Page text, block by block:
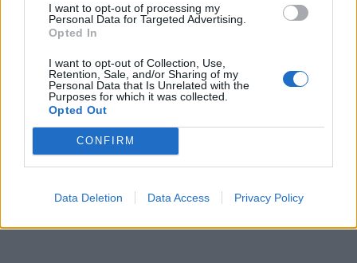
I want to opt-out of processing my
Personal Data for Targeted Advertising.
Opted In
I want to opt-out of Collection, Use,
Retention, Sale, and/or Sharing of my
Personal Data that Is Unrelated with the
Purposes for which it was collected.
Opted Out
CONFIRM
Data Deletion Data Access Privacy Policy